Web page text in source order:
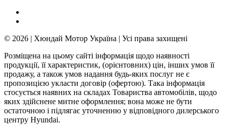
© 2026 | Хюндай Мотор Україна | Усі права захищені
Розміщена на цьому сайті інформація щодо наявності
продукції, її характеристик, (орієнтовних) цін, інших умов її
продажу, а також умов надання будь-яких послуг не є
пропозицією укласти договір (офертою). Така інформація
стосується наявних на складах Товариства автомобілів, щодо
яких здійснене митне оформлення; вона може не бути
остаточною і підлягає уточненню у відповідного дилерського
центру Hyundai.